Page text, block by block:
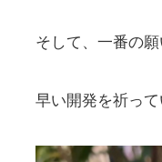
そして、一番の願
早い開発を祈って